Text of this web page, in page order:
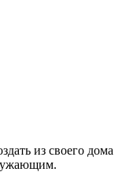
из своего дома